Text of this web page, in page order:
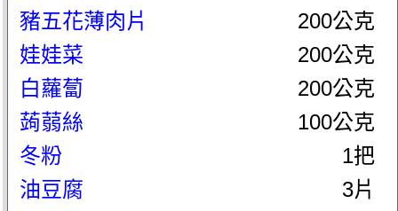
豬五花薄肉片
200公克
娃娃菜
200公克
白蘿蔔
200公克
蒟蒻絲
100公克
冬粉
1把
油豆腐
3片